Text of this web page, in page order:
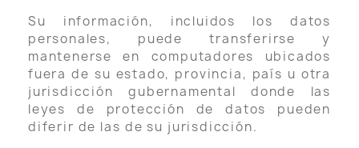
Su información, incluidos los datos
personales, puede transferirse y
mantenerse en computadores ubicados
fuera de su estado, provincia, país u otra
jurisdicción gubernamental donde las
leyes de protección de datos pueden
diferir de las de su jurisdicción.